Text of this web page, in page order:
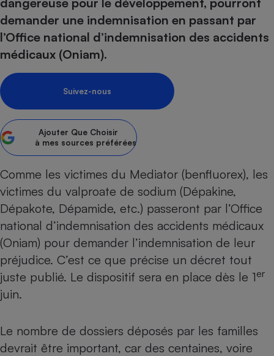
demander une indemnisation en passant par
l’Office national d’indemnisation des accidents
médicaux (Oniam).
Suivez-nous
Ajouter Que Choisir
à mes sources préférées
Comme les victimes du Mediator (benfluorex), les
victimes du valproate de sodium (Dépakine,
Dépakote, Dépamide, etc.) passeront par l’Office
national d’indemnisation des accidents médicaux
(Oniam) pour demander l’indemnisation de leur
préjudice. C’est ce que précise un décret tout
juste publié. Le dispositif sera en place dès le 1er
juin.
Le nombre de dossiers déposés par les familles
devrait être important, car des centaines, voire
Sécurité - Hygiène
Supermarché - Drive
Assurance
Banque - Crédit
Mutuelle
Assurance emprunteur
Circulation routière
Contrôle technique -
Moto
Comparateur auto
Supermarché - Drive
Comparatif plaque à
Comparatif hotte
Comparatif aspirateur
Comparatif cafetière
Comparatif robot cuiseur
Comparatif centrale
Gros électroménager
Comparatif barre de son
Comparatif imprimante
Comparatif tablette
Image et son
Informatique
Internet
Téléphonie
Crédit immobilier
Comparatif poêle à
Comparatif radiateur
Bricolage - Jardinage
Chauffage
Produit d'entretien
Sécurité domestique
Système de santé -
Mutuelle
Retraite
Choisir son fioul
Choisir son pellet
Comparateur assurance emprunteur
Tous les comparateurs
Speedtest - Testez le débit de votre
connexion Internet